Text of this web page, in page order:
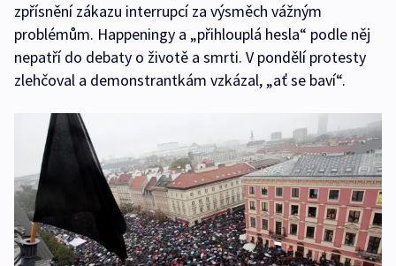
zpřísnění zákazu interrupcí za výsměch vážným
problémům. Happeningy a „přihlouplá hesla“ podle něj
nepatří do debaty o životě a smrti. V pondělí protesty
zlehčoval a demonstrantkám vzkázal, „ať se baví“.